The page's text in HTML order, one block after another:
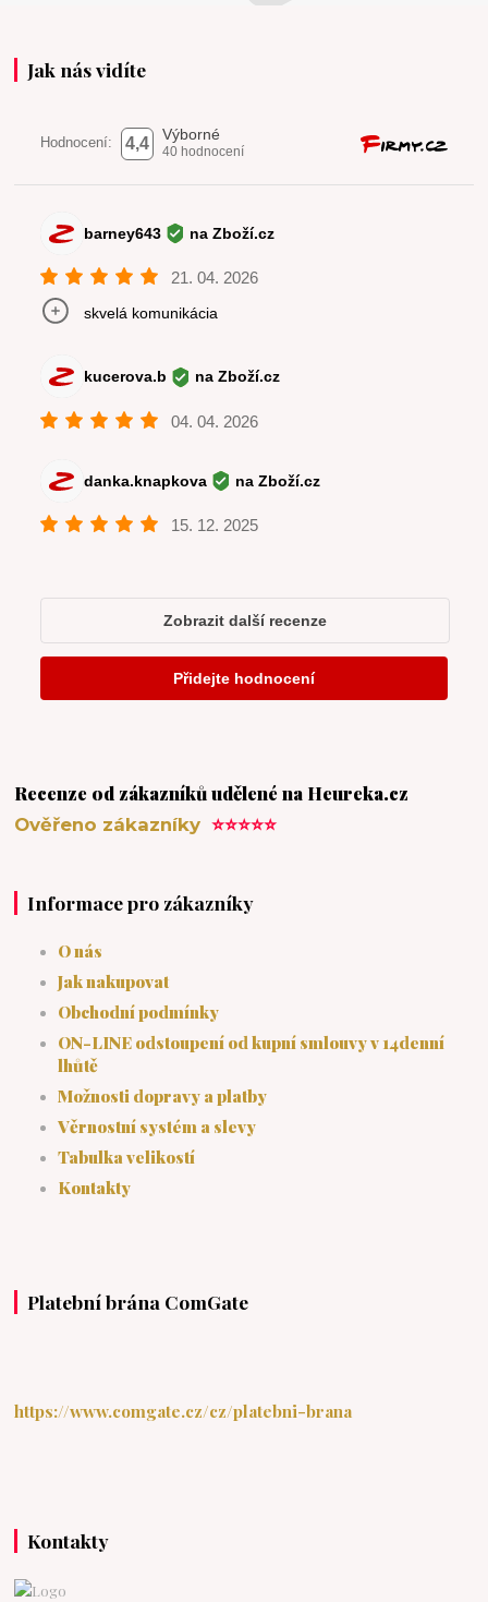
Jak nás vidíte
Recenze od zákazníků udělené na Heureka.cz
Ověřeno zákazníky⭐⭐⭐⭐⭐
Informace pro zákazníky
O nás
Jak nakupovat
Obchodní podmínky
ON-LINE odstoupení od kupní smlouvy v 14denní
lhůtě
Možnosti dopravy a platby
Věrnostní systém a slevy
Tabulka velikostí
Kontakty
Platební brána ComGate
https://www.comgate.cz/cz/platebni-brana
Kontakty